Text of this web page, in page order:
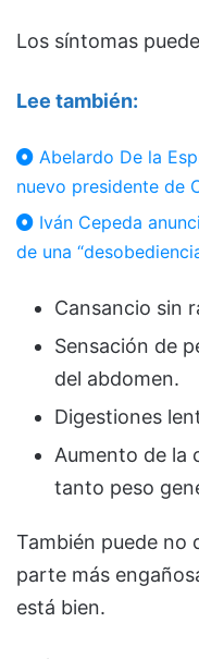
Los síntomas
Lee también:
Abelardo De la
nuevo presidente de
Iván Cepeda
de una
Cansancio sin
Sensación de
del abdomen.
Digestiones
Aumento de la
tanto peso
También puede no
parte más
está bien.